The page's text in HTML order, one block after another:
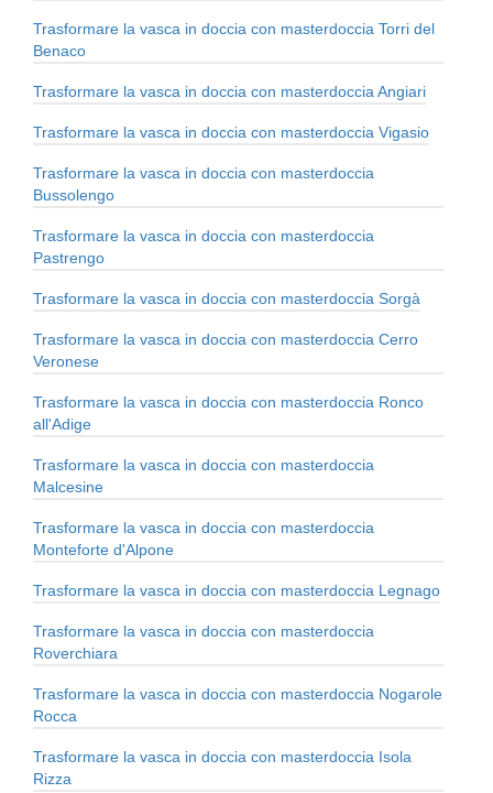
Trasformare la vasca in doccia con masterdoccia Torri del
Benaco
Trasformare la vasca in doccia con masterdoccia Angiari
Trasformare la vasca in doccia con masterdoccia Vigasio
Trasformare la vasca in doccia con masterdoccia
Bussolengo
Trasformare la vasca in doccia con masterdoccia
Pastrengo
Trasformare la vasca in doccia con masterdoccia Sorgà
Trasformare la vasca in doccia con masterdoccia Cerro
Veronese
Trasformare la vasca in doccia con masterdoccia Ronco
all'Adige
Trasformare la vasca in doccia con masterdoccia
Malcesine
Trasformare la vasca in doccia con masterdoccia
Monteforte d'Alpone
Trasformare la vasca in doccia con masterdoccia Legnago
Trasformare la vasca in doccia con masterdoccia
Roverchiara
Trasformare la vasca in doccia con masterdoccia Nogarole
Rocca
Trasformare la vasca in doccia con masterdoccia Isola
Rizza